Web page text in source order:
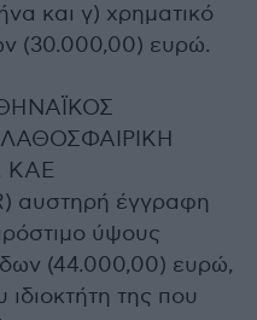
και γ) χρηματικό
(30.000,00) ευρώ.
ΚΑΕ
αυστηρή έγγραφη
ύψους
(44.000,00) ευρώ,
της που